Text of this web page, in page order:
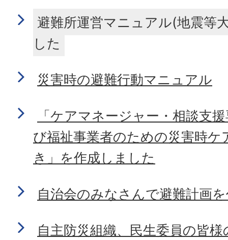
避難所運営マニュアル(地震等
した
災害時の避難行動マニュアル
「ケアマネージャー・相談支
び福祉事業者のための災害時ケ
き」を作成しました
自治会のみなさんで避難計画
自主防災組織、民生委員の皆